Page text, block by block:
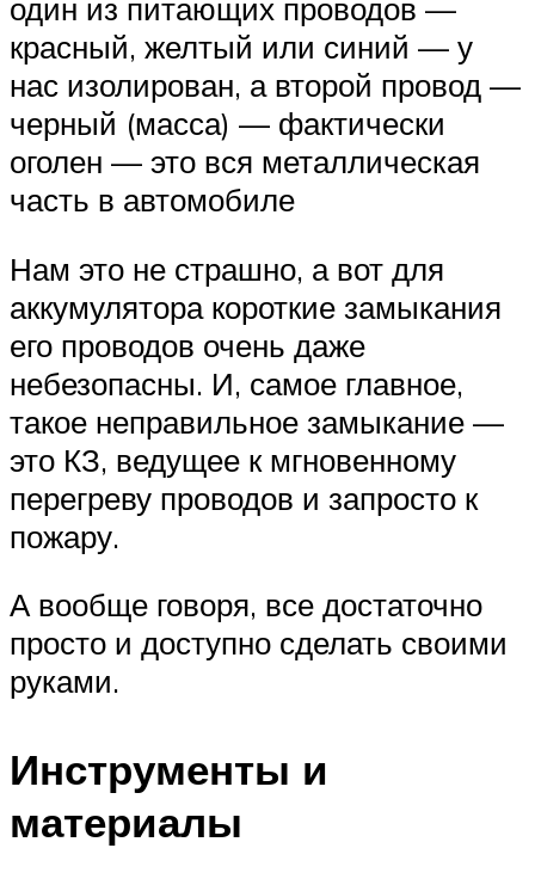
один из питающих проводов —
красный, желтый или синий — у
нас изолирован, а второй провод —
черный (масса) — фактически
оголен — это вся металлическая
часть в автомобиле
Нам это не страшно, а вот для
аккумулятора короткие замыкания
его проводов очень даже
небезопасны. И, самое главное,
такое неправильное замыкание —
это КЗ, ведущее к мгновенному
перегреву проводов и запросто к
пожару.
А вообще говоря, все достаточно
просто и доступно сделать своими
руками.
Инструменты и
материалы